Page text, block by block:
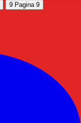
9 Pagina 9